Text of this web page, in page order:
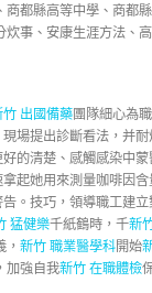
商都縣高等中學、商都
炊事、安康生涯方法、
竹 出國備藥團隊細心為
場提出診斷看法，并
的清楚、感觸感染中蒙
起她用來測量咖啡因
。技巧，領導職工建
猛健樂千紙鶴時，千新
新竹 職業醫學科開始
加強自我新竹 在職體檢